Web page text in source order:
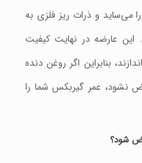
می‌ساید و ذرات ریز فلزی به
عارضه در نهایت کیفیت
بنابراین اگر روغن دنده
نشود، عمر گیربکس شما را
شود؟